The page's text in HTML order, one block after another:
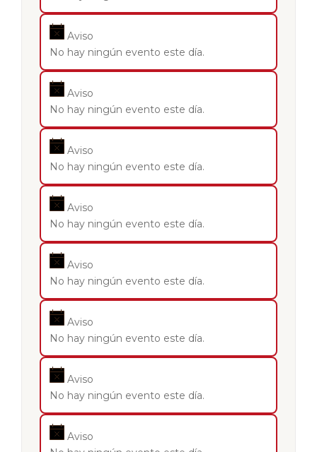
Aviso
No hay ningún evento este día.
Aviso
No hay ningún evento este día.
Aviso
No hay ningún evento este día.
Aviso
No hay ningún evento este día.
Aviso
No hay ningún evento este día.
Aviso
No hay ningún evento este día.
Aviso
No hay ningún evento este día.
Aviso